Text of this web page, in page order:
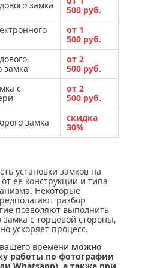
замка
500 руб.
от 1
500 руб.
замка
от 2
500 руб.
с
от 2
500 руб.
замка
скидка
30%
установки замков на
ее конструкции и типа
Некоторые
разбор
позволяют выполнить
с торцевой стороны,
ускоряет процесс.
времени можно
работы по фотографии